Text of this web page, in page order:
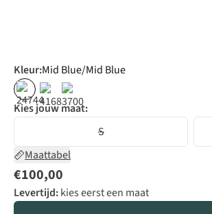
Kleur:Mid Blue/Mid Blue
Kies jouw maat:
S
Maattabel
€100,00
Levertijd:kies eerst een maat